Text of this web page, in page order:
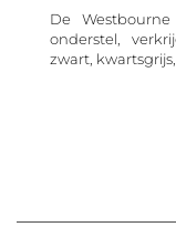
De
onderstel,
zwart,